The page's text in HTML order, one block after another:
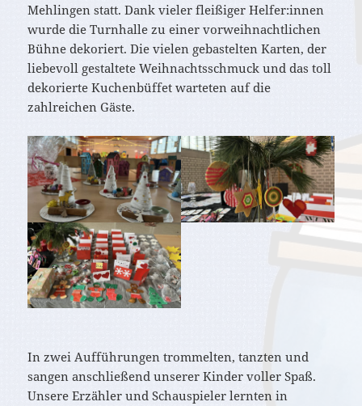
Mehlingen statt. Dank vieler fleißiger Helfer:innen
wurde die Turnhalle zu einer vorweihnachtlichen
Bühne dekoriert. Die vielen gebastelten Karten, der
liebevoll gestaltete Weihnachtsschmuck und das toll
dekorierte Kuchenbüffet warteten auf die
zahlreichen Gäste.
In zwei Aufführungen trommelten, tanzten und
sangen anschließend unserer Kinder voller Spaß.
Unsere Erzähler und Schauspieler lernten in